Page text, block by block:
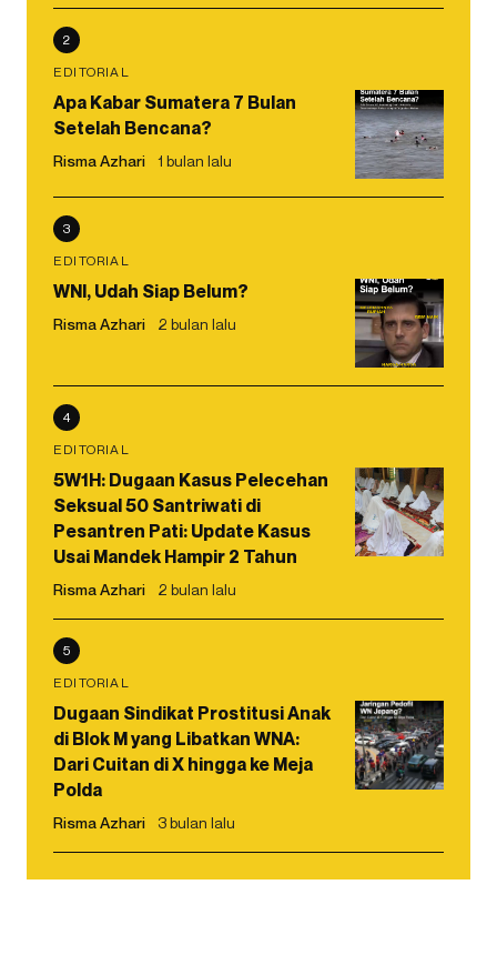
2
EDITORIAL
Apa Kabar Sumatera 7 Bulan
Setelah Bencana?
Risma Azhari 1 bulan lalu
3
EDITORIAL
WNI, Udah Siap Belum?
Risma Azhari 2 bulan lalu
4
EDITORIAL
5W1H: Dugaan Kasus Pelecehan
Seksual 50 Santriwati di
Pesantren Pati: Update Kasus
Usai Mandek Hampir 2 Tahun
Risma Azhari 2 bulan lalu
5
EDITORIAL
Dugaan Sindikat Prostitusi Anak
di Blok M yang Libatkan WNA:
Dari Cuitan di X hingga ke Meja
Polda
Risma Azhari 3 bulan lalu